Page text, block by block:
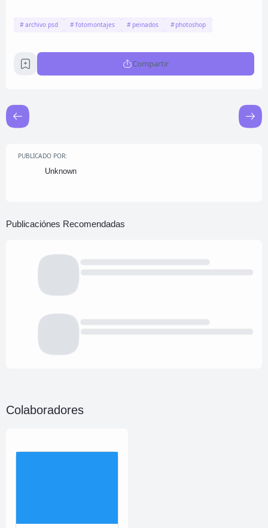
archivo psd fotomontajes peinados photoshop
Compartir
PUBLICADO POR:
Unknown
Publicaciónes Recomendadas
Colaboradores